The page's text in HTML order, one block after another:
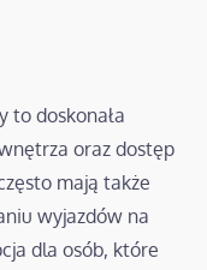
to doskonała
oraz dostęp
mają także
wyjazdów na
dla osób, które